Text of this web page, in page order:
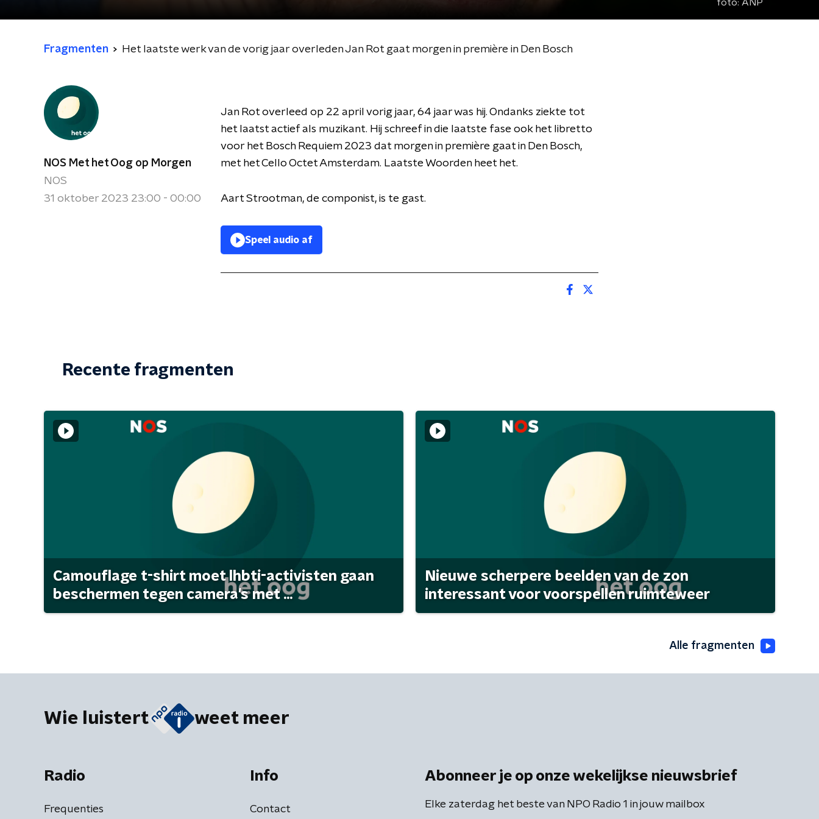
foto: ANP
Fragmenten Het laatste werk van de vorig jaar overleden Jan Rot gaat morgen in première in Den Bosch
NOS Met het Oog op Morgen
NOS
31 oktober 2023 23:00 - 00:00
Jan Rot overleed op 22 april vorig jaar, 64 jaar was hij. Ondanks ziekte tot
het laatst actief als muzikant. Hij schreef in die laatste fase ook het libretto
voor het Bosch Requiem 2023 dat morgen in première gaat in Den Bosch,
met het Cello Octet Amsterdam. Laatste Woorden heet het.
Aart Strootman, de componist, is te gast.
Speel audio af
Recente fragmenten
Camouflage t-shirt moet lhbti-activisten gaan
beschermen tegen camera's met ...
Nieuwe scherpere beelden van de zon
interessant voor voorspellen ruimteweer
Alle fragmenten
Wie luistert weet meer
Radio
Frequenties
Info
Contact
Abonneer je op onze wekelijkse nieuwsbrief
Elke zaterdag het beste van NPO Radio 1 in jouw mailbox